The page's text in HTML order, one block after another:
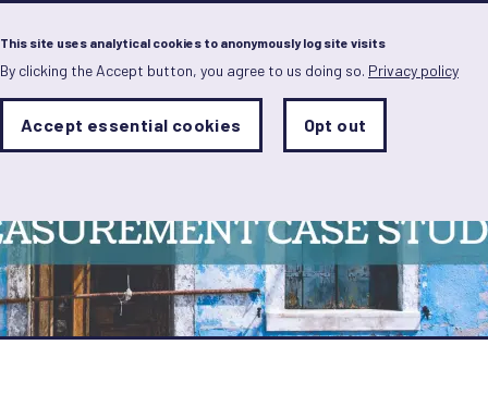
This site uses analytical cookies to anonymously log site visits
By clicking the Accept button, you agree to us doing so. Privacy policy
Analytics
Sets
status
Save
preferences
Accept essential cookies Opt out
Skip
to
main
content